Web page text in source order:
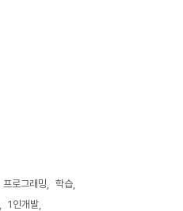
프로그래밍
학습
1인개발